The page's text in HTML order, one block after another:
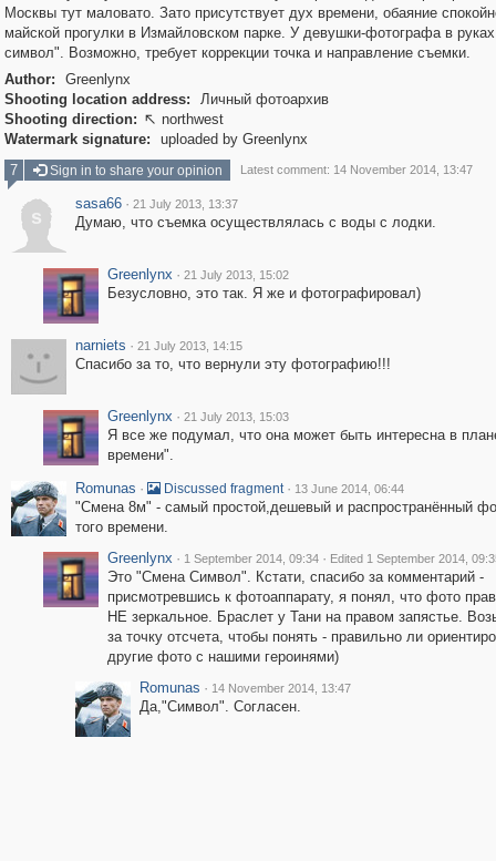
Москвы тут маловато. Зато присутствует дух времени, обаяние
майской прогулки в Измайловском парке. У девушки-фотографа в
символ". Возможно, требует коррекции точка и направление съемки.
Author:
Greenlynx
Shooting location address:
Личный фотоархив
Shooting direction:  northwest
Watermark signature:
uploaded by Greenlynx
7
Sign in to share your opinion Latest comment: 14 November 2014, 13:47
s
sasa66 · 21 July 2013, 13:37
Думаю, что съемка осуществлялась с воды с лодки.
Greenlynx · 21 July 2013, 15:02
Безусловно, это так. Я же и фотографировал)
narniets · 21 July 2013, 14:15
Спасибо за то, что вернули эту фотографию!!!
Greenlynx · 21 July 2013, 15:03
Я все же подумал, что она может быть интересна в
времени".
Romunas · Discussed fragment · 13 June 2014, 06:44
"Смена 8м" - самый простой,дешевый и распространённый
того времени.
Greenlynx · 1 September 2014, 09:34 · Edited 1 September 2014,
Это "Смена Символ". Кстати, спасибо за комментарий -
присмотревшись к фотоаппарату, я понял, что фото
НЕ зеркальное. Браслет у Тани на правом запястье.
за точку отсчета, чтобы понять - правильно ли
другие фото с нашими героинями)
Romunas · 14 November 2014, 13:47
Да,"Символ". Согласен.